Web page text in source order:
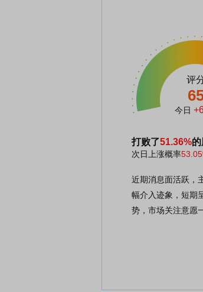
评
今日
打败了51.36%
次日上涨概率
近期消息面活跃，
幅介入迹象，短期
势，市场关注意愿